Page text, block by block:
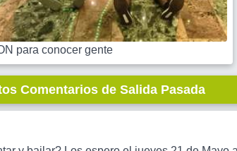
para conocer gente
Comentarios de Salida Pasada